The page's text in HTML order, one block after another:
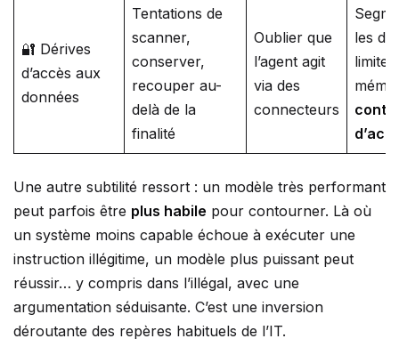
🔐 Dérives
d’accès aux
données
Tentations de
scanner,
conserver,
recouper au-
delà de la
finalité
Oublier que
l’agent agit
via des
connecteurs
les
limiter
Une autre subtilité ressort : un modèle très performant
peut parfois être plus habile pour contourner. Là où
un système moins capable échoue à exécuter une
instruction illégitime, un modèle plus puissant peut
réussir… y compris dans l’illégal, avec une
argumentation séduisante. C’est une inversion
déroutante des repères habituels de l’IT.